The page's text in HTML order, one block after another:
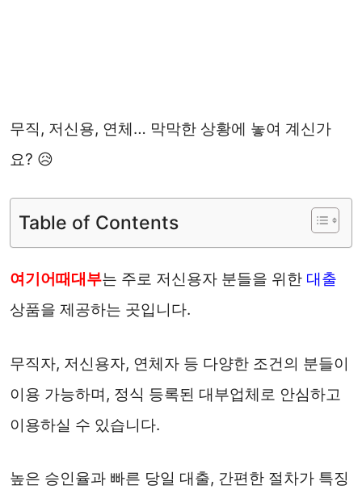
무직, 저신용, 연체… 막막한 상황에 놓여 계신가
요? 😥
Table of Contents
여기어때대부는 주로 저신용자 분들을 위한 대출
상품을 제공하는 곳입니다.
무직자, 저신용자, 연체자 등 다양한 조건의 분들이
이용 가능하며, 정식 등록된 대부업체로 안심하고
이용하실 수 있습니다.
높은 승인율과 빠른 당일 대출, 간편한 절차가 특징